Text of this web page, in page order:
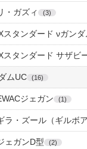
・ガズィ 3
スタンダード νガンダ
スタンダード サザビ
ムUC 16
ジェガン 1
ラ・ズール（ギルボ
ェガンD型 2